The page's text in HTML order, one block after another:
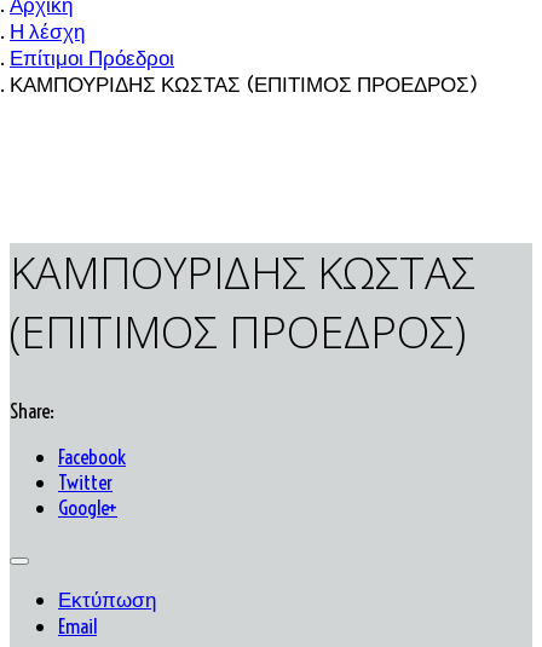
Η λέσχη
Επίτιμοι Πρόεδροι
ΚΑΜΠΟΥΡΙΔΗΣ ΚΩΣΤΑΣ (ΕΠΙΤΙΜΟΣ ΠΡΟΕΔΡΟΣ)
ΚΑΜΠΟΥΡΙΔΗΣ ΚΩΣΤΑΣ
(ΕΠΙΤΙΜΟΣ ΠΡΟΕΔΡΟΣ)
Share:
Facebook
Twitter
Google+
Εκτύπωση
Email